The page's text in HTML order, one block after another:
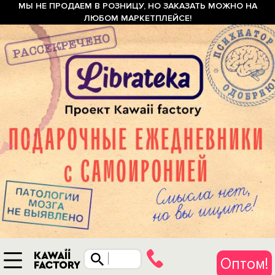
МЫ НЕ ПРОДАЕМ В РОЗНИЦУ, НО ЗАКАЗАТЬ МОЖНО НА
ЛЮБОМ МАРКЕТПЛЕЙСЕ!
Оптом!